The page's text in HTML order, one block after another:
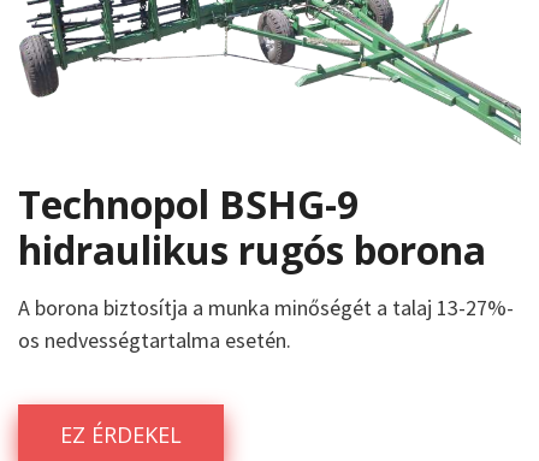
Technopol BSHG-9
hidraulikus rugós borona
A borona biztosítja a munka minőségét a talaj 13-27%-
os nedvességtartalma esetén.
EZ ÉRDEKEL